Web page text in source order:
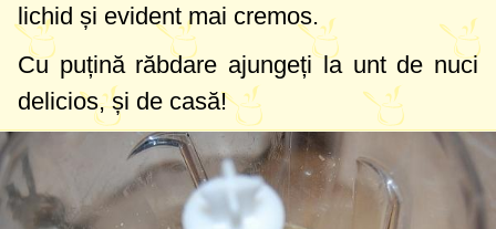
lichid și evident mai cremos.
Cu puțină răbdare ajungeți la unt de nuci
delicios, și de casă!